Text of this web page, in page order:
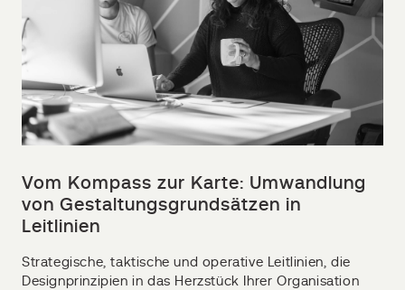
Vom Kompass zur Karte: Umwandlung
von Gestaltungsgrundsätzen in
Leitlinien
Strategische, taktische und operative Leitlinien, die
Designprinzipien in das Herzstück Ihrer Organisation